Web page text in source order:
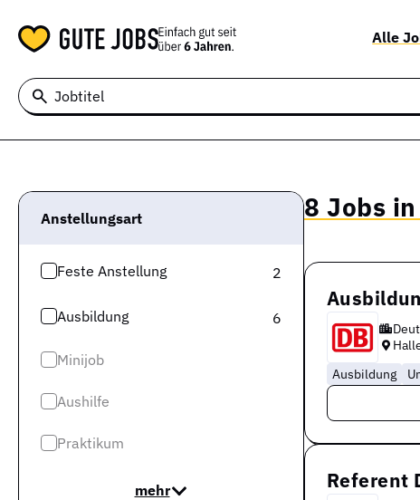
Alle
Jobtitel
Anstellungsart
Feste Anstellung 2
Ausbildung 6
Minijob
Aushilfe
Praktikum
mehr
8 Jobs
Ausbildung
Referent